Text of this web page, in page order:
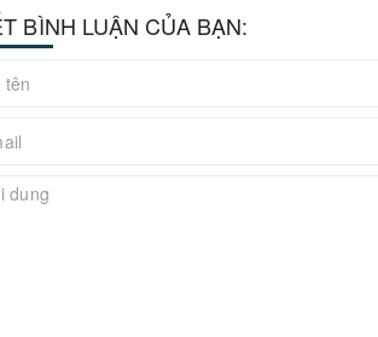
BÌNH LUẬN CỦA BẠN: